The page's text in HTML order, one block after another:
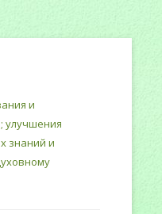
и
улучшения
знаний и